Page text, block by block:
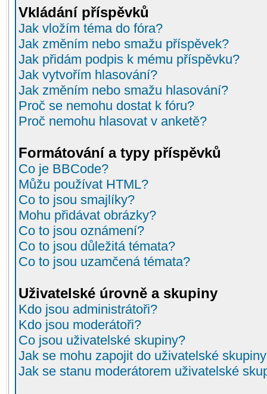
Vkládání příspěvků
Jak vložím téma do fóra?
Jak změním nebo smažu příspěvek?
Jak přidám podpis k mému příspěvku?
Jak vytvořím hlasování?
Jak změním nebo smažu hlasování?
Proč se nemohu dostat k fóru?
Proč nemohu hlasovat v anketě?
Formátování a typy příspěvků
Co je BBCode?
Můžu používat HTML?
Co to jsou smajlíky?
Mohu přidávat obrázky?
Co to jsou oznámení?
Co to jsou důležitá témata?
Co to jsou uzamčená témata?
Uživatelské úrovně a skupiny
Kdo jsou administrátoři?
Kdo jsou moderátoři?
Co jsou uživatelské skupiny?
Jak se mohu zapojit do uživatelské
Jak se stanu moderátorem uživatelské